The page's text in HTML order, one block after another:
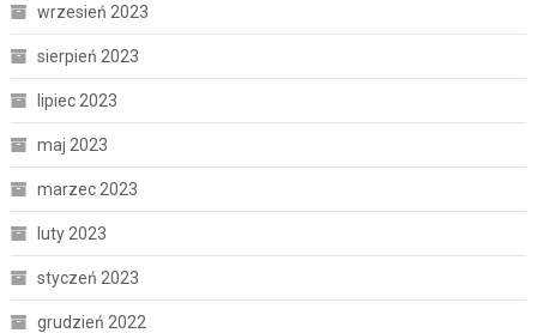
wrzesień 2023
sierpień 2023
lipiec 2023
maj 2023
marzec 2023
luty 2023
styczeń 2023
grudzień 2022